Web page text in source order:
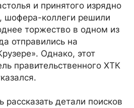
и принятого изрядно
шофера-коллеги решили
торжество в одном из
отправились на
Однако, этот
правительственного ХТК
рассказать детали поисков